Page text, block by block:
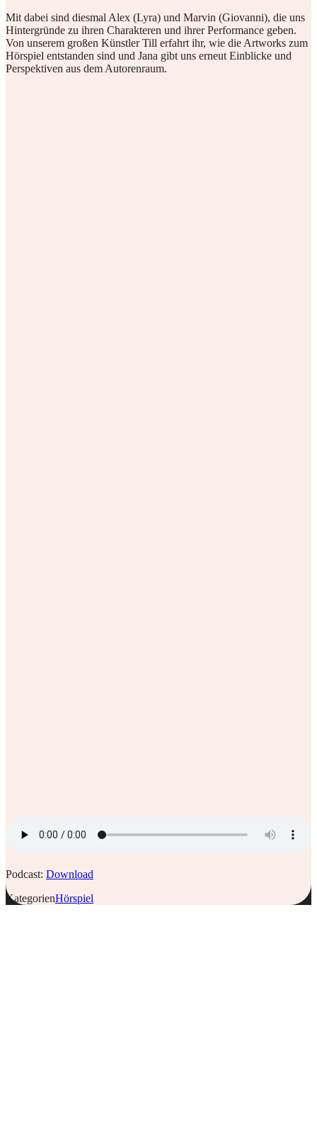
Mit dabei sind diesmal Alex (Lyra) und Marvin (Giovanni), die uns
Hintergründe zu ihren Charakteren und ihrer Performance geben.
Von unserem großen Künstler Till erfahrt ihr, wie die Artworks zum
Hörspiel entstanden sind und Jana gibt uns erneut Einblicke und
Perspektiven aus dem Autorenraum.
Podcast: Download
KategorienHörspiel